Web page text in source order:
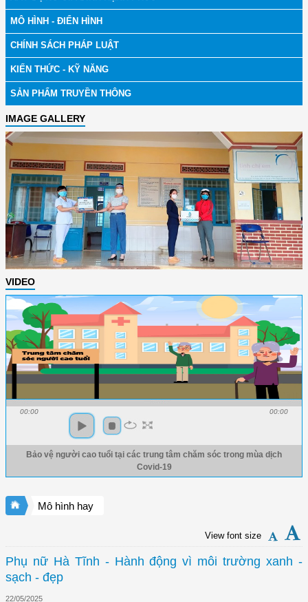
MÔ HÌNH - ĐIỂN HÌNH
CHÍNH SÁCH PHÁP LUẬT
KIẾN THỨC - KỸ NĂNG
SẢN PHẨM TRUYỀN THÔNG
IMAGE GALLERY
VIDEO
00:00 00:00
Bảo vệ người cao tuổi tại các trung tâm chăm sóc trong mùa dịch
Covid-19
Mô hình hay
View font size
Phụ nữ Hà Tĩnh - Hành động vì môi trường xanh -
sạch - đẹp
22/05/2025